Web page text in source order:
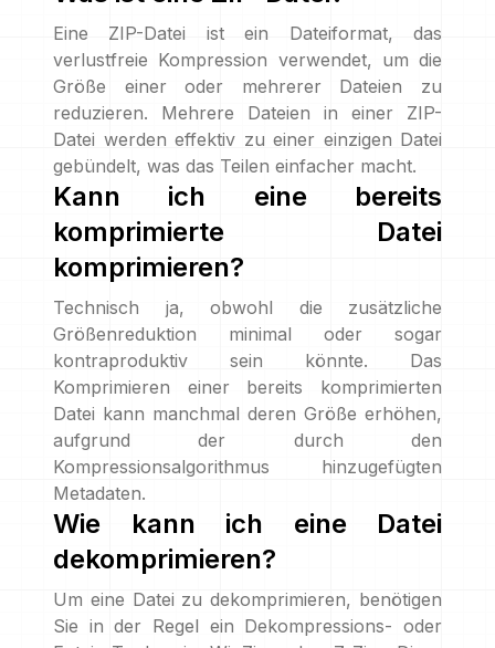
Eine ZIP-Datei ist ein Dateiformat, das
verlustfreie Kompression verwendet, um die
Größe einer oder mehrerer Dateien zu
reduzieren. Mehrere Dateien in einer ZIP-
Datei werden effektiv zu einer einzigen Datei
gebündelt, was das Teilen einfacher macht.
Kann ich eine bereits
komprimierte Datei
komprimieren?
Technisch ja, obwohl die zusätzliche
Größenreduktion minimal oder sogar
kontraproduktiv sein könnte. Das
Komprimieren einer bereits komprimierten
Datei kann manchmal deren Größe erhöhen,
aufgrund der durch den
Kompressionsalgorithmus hinzugefügten
Metadaten.
Wie kann ich eine Datei
dekomprimieren?
Um eine Datei zu dekomprimieren, benötigen
Sie in der Regel ein Dekompressions- oder